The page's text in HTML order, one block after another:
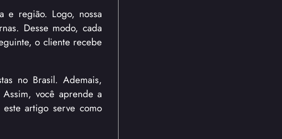
e região. Logo, nossa
Desse modo, cada
o cliente recebe
no Brasil. Ademais,
você aprende a
artigo serve como